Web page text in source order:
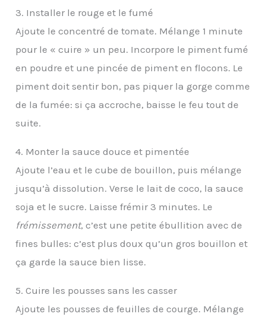
3. Installer le rouge et le fumé
Ajoute le concentré de tomate. Mélange 1 minute
pour le « cuire » un peu. Incorpore le piment fumé
en poudre et une pincée de piment en flocons. Le
piment doit sentir bon, pas piquer la gorge comme
de la fumée: si ça accroche, baisse le feu tout de
suite.
4. Monter la sauce douce et pimentée
Ajoute l’eau et le cube de bouillon, puis mélange
jusqu’à dissolution. Verse le lait de coco, la sauce
soja et le sucre. Laisse frémir 3 minutes. Le
frémissement, c’est une petite ébullition avec de
fines bulles: c’est plus doux qu’un gros bouillon et
ça garde la sauce bien lisse.
5. Cuire les pousses sans les casser
Ajoute les pousses de feuilles de courge. Mélange